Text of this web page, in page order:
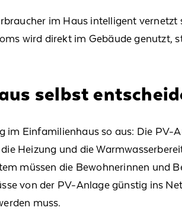
im Haus intelligent vernetzt
wird direkt im Gebäude genutzt,
selbst
im Einfamilienhaus so aus: Die PV-
Heizung und die
müssen die Bewohnerinnen und
von der PV-Anlage günstig ins
muss.